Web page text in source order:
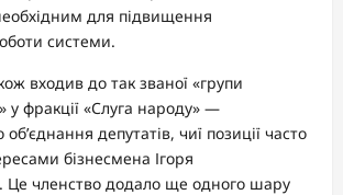
для підвищення
системи.
входив до так званої «групи
у фракції «Слуга народу» —
депутатів, чиї позиції часто
бізнесмена Ігоря
Це членство додало ще одного шару